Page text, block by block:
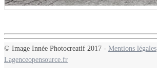
© Image Innée Photocreatif 2017 - Mentions légales
Lagenceopensource.fr